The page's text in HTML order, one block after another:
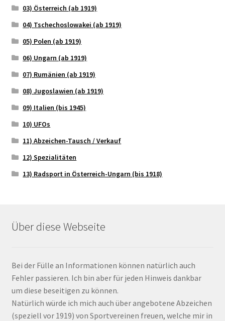
03) Österreich (ab 1919)
04) Tschechoslowakei (ab 1919)
05) Polen (ab 1919)
06) Ungarn (ab 1919)
07) Rumänien (ab 1919)
08) Jugoslawien (ab 1919)
09) Italien (bis 1945)
10) UFOs
11) Abzeichen-Tausch / Verkauf
12) Spezialitäten
13) Radsport in Österreich-Ungarn (bis 1918)
Über diese Webseite
Bei der Fülle an Informationen können natürlich auch
Fehler passieren. Ich bin aber für jeden Hinweis dankbar
um diese beseitigen zu können.
Natürlich würde ich mich auch über angebotene Abzeichen
(speziell vor 1919) von Sportvereinen freuen, welche mir in